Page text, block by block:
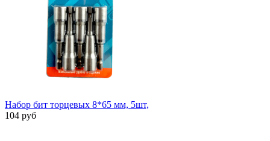
Набор бит торцевых 8*65 мм, 5шт,
104 руб